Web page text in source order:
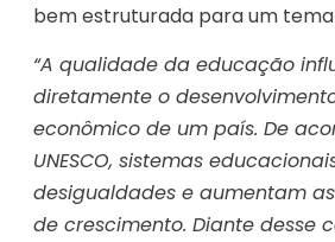
bem estruturada para um
“A qualidade da educação
diretamente o
econômico de um país. De
UNESCO, sistemas
desigualdades e aumentam
de crescimento. Diante desse